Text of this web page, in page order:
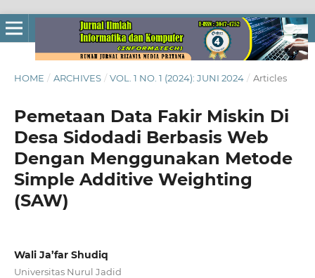
HOME / ARCHIVES / VOL. 1 NO. 1 (2024): JUNI 2024 / Articles
Pemetaan Data Fakir Miskin Di
Desa Sidodadi Berbasis Web
Dengan Menggunakan Metode
Simple Additive Weighting
(SAW)
Wali Ja’far Shudiq
Universitas Nurul Jadid